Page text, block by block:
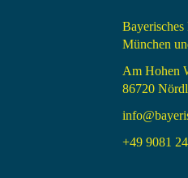
Bayerisches
München
Am Hohen
86720
+49 9081